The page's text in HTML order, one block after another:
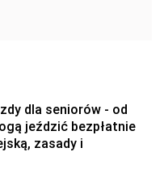
dla seniorów - od
jeździć bezpłatnie
zasady i